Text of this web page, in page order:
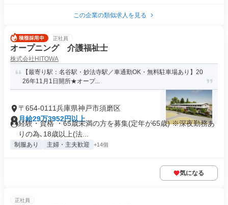
この企業の類似求人を見る
正社員
オープニング 介護福祉士
株式会社HITOWA
【最寄り駅：名谷駅・妙法寺駅／車通勤OK・無料駐車場あり】20
26年11月1日開所★オープ...
〒654-0111兵庫県神戸市須磨区
月給29万3952円以上
経験・資格 ・65歳未満の方を募集(定年が65歳) ※深夜勤務あ
りの為､18歳以上(法...
制服あり 主婦・主夫歓迎 +14個
気になる
正社員